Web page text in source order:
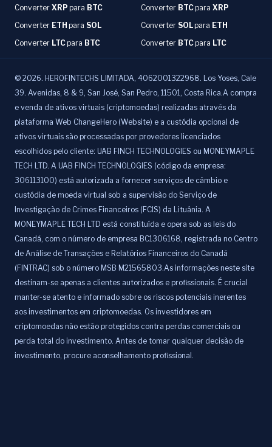
Converter XRP para BTC Converter BTCpara XRP
Converter ETH para SOL Converter SOLpara ETH
Converter LTCpara BTC Converter BTCpara LTC
© 2026. HEROFINTECHS LIMITADA, 4062001322968. Los Yoses, Cale
39. Avenidas, 8 & 9, San José, San Pedro, 11501, Costa Rica.A compra
e venda de ativos virtuais (criptomoedas) realizadas através da
plataforma Web ChangeHero (Website) e a custódia opcional de
ativos virtuais são processadas por provedores licenciados
escolhidos pelo cliente: UAB FINCH TECHNOLOGIES ou MONEYMAPLE
TECH LTD. A UAB FINCH TECHNOLOGIES (código da empresa:
306113100) está autorizada a fornecer serviços de câmbio e
custódia de moeda virtual sob a supervisão do Serviço de
Investigação de Crimes Financeiros (FCIS) da Lituânia. A
MONEYMAPLE TECH LTD está constituída e opera sob as leis do
Canadá, com o número de empresa BC1306168, registrada no Centro
de Análise de Transações e Relatórios Financeiros do Canadá
(FINTRAC) sob o número MSB M21565803.As informações neste site
destinam-se apenas a clientes autorizados e profissionais. É crucial
manter-se atento e informado sobre os riscos potenciais inerentes
aos investimentos em criptomoedas. Os investidores em
criptomoedas não estão protegidos contra perdas comerciais ou
perda total do investimento. Antes de tomar qualquer decisão de
investimento, procure aconselhamento profissional.